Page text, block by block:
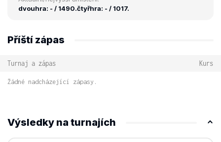
dvouhra: - / 1490.čtyřhra: - / 1017.
Příští zápas
Turnaj a zápas Kurs
Žádné nadcházející zápasy.
Výsledky na turnajích